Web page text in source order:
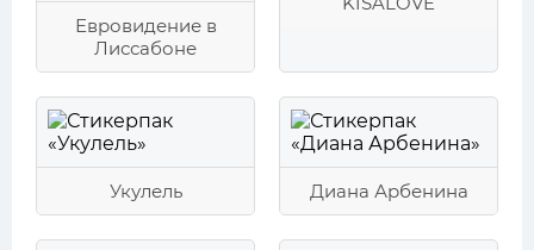
Евровидение в
Лиссабоне
Укулель Диана Арбенина